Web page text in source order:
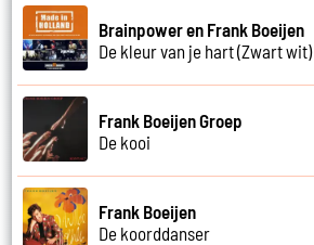
Brainpower en Frank Boeijen
De kleur van je hart (Zwart wit)
Frank Boeijen Groep
De kooi
Frank Boeijen
De koorddanser